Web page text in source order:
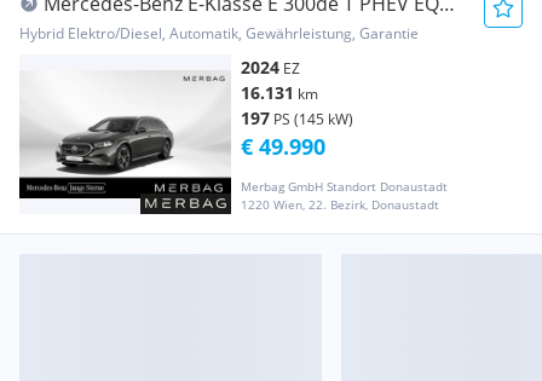
Tech 4Matic Osterreich Editio...
Hybrid Elektro/Diesel, Automatik, Gewährleistung, Garantie
2024 EZ
16.131 km
197 PS (145 kW)
Merbag GmbH Standort Donaustadt
1220 Wien, 22. Bezirk, Donaustadt
€ 49.990